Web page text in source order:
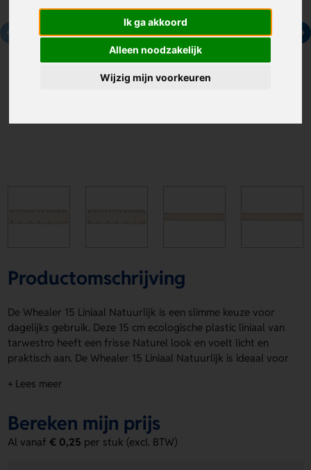
Ik ga akkoord
Alleen noodzakelijk
Wijzig mijn voorkeuren
Productomschrijving
De Whealer 15 Liniaal Natuurlijk is een slimme keuze voor
dagelijks gebruik. Deze 15 cm ecologische plastic liniaal van
tarwestro heeft een frisse Naturel look en voelt licht en
praktisch aan. De Whealer 15 Liniaal Natuurlijk is ideaal voor
Dankzij de drukposities kun je eenvoudig een logo, naam of
op.
Voordelen van de Whealer 15 Liniaal
+ Lees meer
Bereken mijn prijs
Al vanaf€ 0,25 per stuk (excl. BTW)